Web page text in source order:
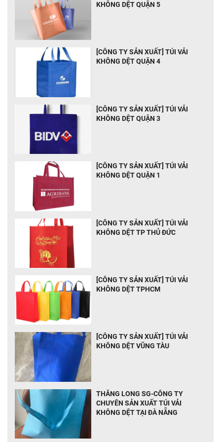
KHÔNG DỆT QUẬN 5
[CÔNG TY SẢN XUẤT] TÚI VẢI
KHÔNG DỆT QUẬN 4
[CÔNG TY SẢN XUẤT] TÚI VẢI
KHÔNG DỆT QUẬN 3
[CÔNG TY SẢN XUẤT] TÚI VẢI
KHÔNG DỆT QUẬN 1
[CÔNG TY SẢN XUẤT] TÚI VẢI
KHÔNG DỆT TP THỦ ĐỨC
[CÔNG TY SẢN XUẤT] TÚI VẢI
KHÔNG DỆT TPHCM
[CÔNG TY SẢN XUẤT] TÚI VẢI
KHÔNG DỆT VŨNG TÀU
THĂNG LONG SG-CÔNG TY
CHUYÊN SẢN XUẤT TÚI VẢI
KHÔNG DỆT TẠI ĐÀ NẴNG